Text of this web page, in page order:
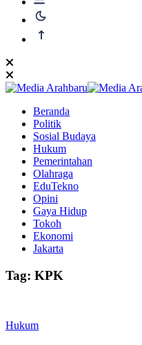
Beranda
Politik
Sosial Budaya
Hukum
Pemerintahan
Olahraga
EduTekno
Opini
Gaya Hidup
Tokoh
Ekonomi
Jakarta
Tag: KPK
Hukum